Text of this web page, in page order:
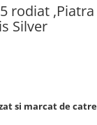
rodiat ,Piatra
Silver
si marcat de catre